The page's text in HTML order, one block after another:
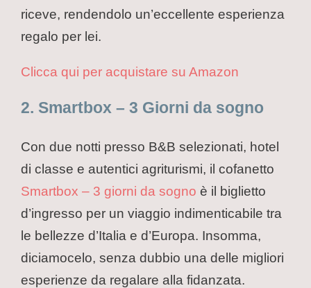
riceve, rendendolo un’eccellente esperienza
regalo per lei.
Clicca qui per acquistare su Amazon
2. Smartbox – 3 Giorni da sogno
Con due notti presso B&B selezionati, hotel
di classe e autentici agriturismi, il cofanetto
Smartbox – 3 giorni da sogno è il biglietto
d’ingresso per un viaggio indimenticabile tra
le bellezze d’Italia e d’Europa. Insomma,
diciamocelo, senza dubbio una delle migliori
esperienze da regalare alla fidanzata.